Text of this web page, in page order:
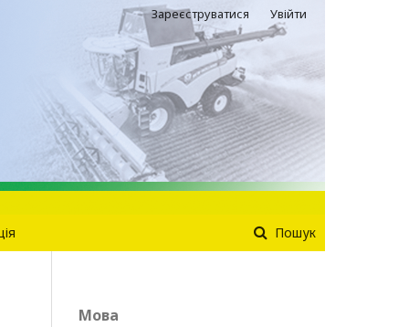
Пошук
Зареєструватися Увійти
Мова